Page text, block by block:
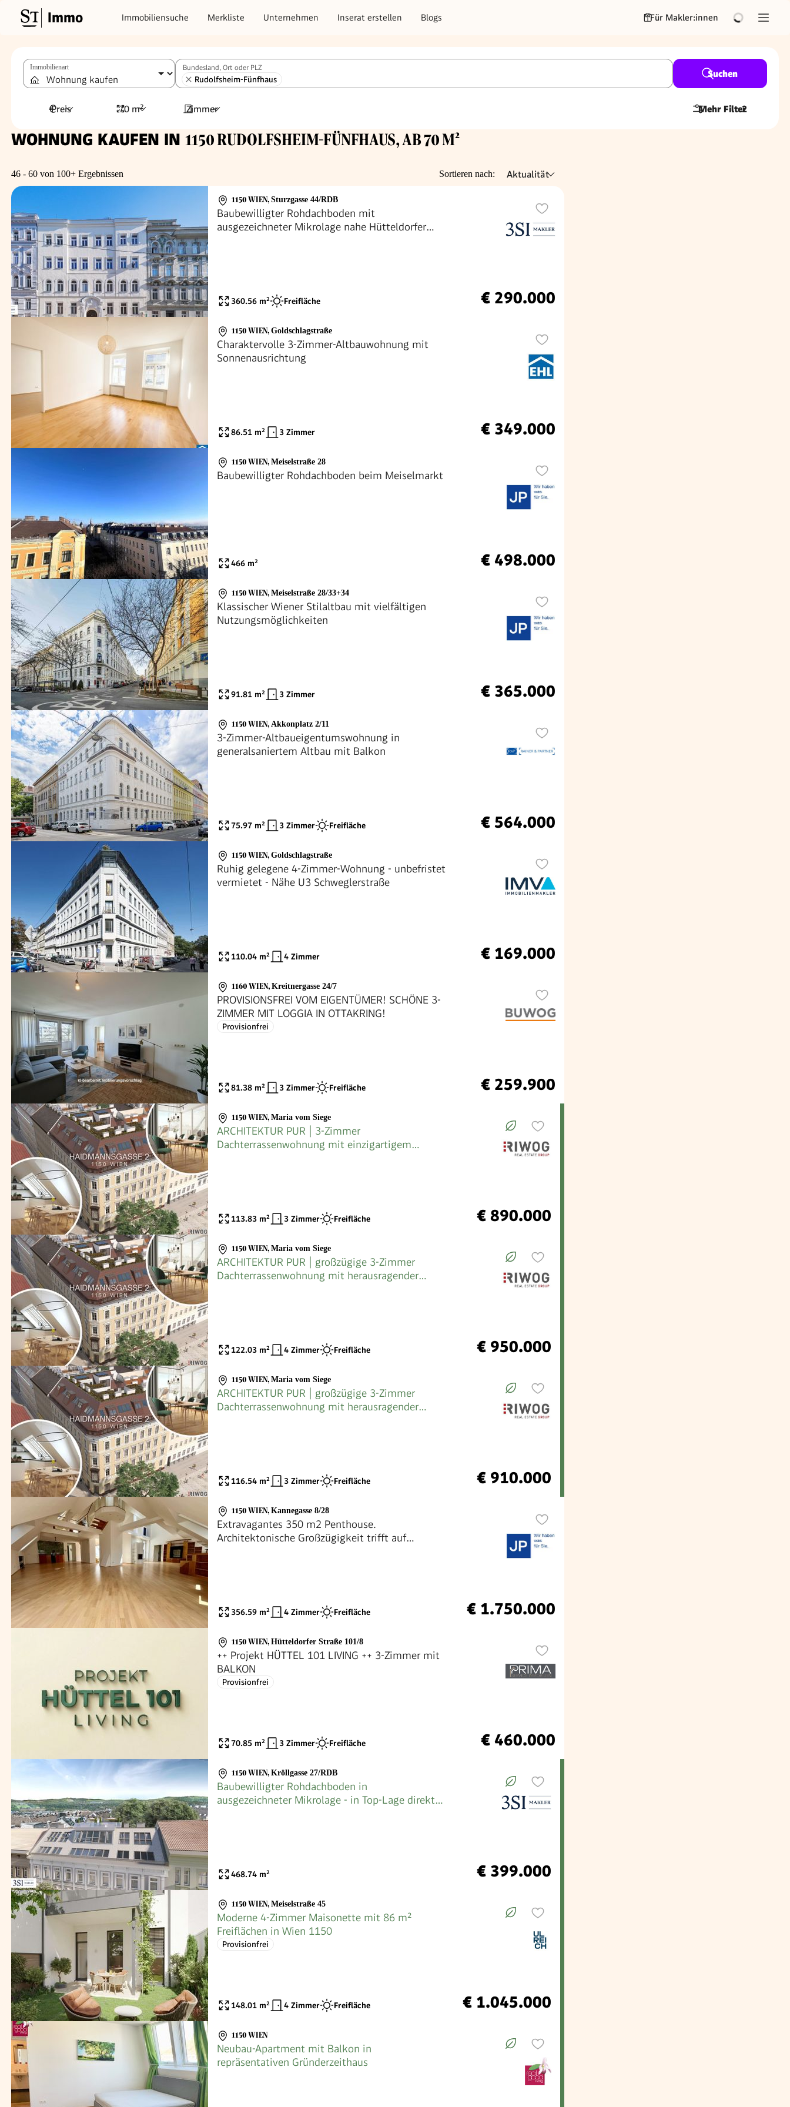
Immo Immobiliensuche Merkliste Unternehmen Inserat erstellen Blogs Für Makler:innen
Immobilienart Bundesland, Ort oder PLZ
Rudolfsheim-Fünfhaus
Suchen
Preis 70 m² Zimmer Mehr Filter
2
WOHNUNG KAUFEN IN 1150 RUDOLFSHEIM-FÜNFHAUS, AB 70 M²
46 - 60 von 100+ Ergebnissen Sortieren nach: Aktualität
1150 WIEN, Sturzgasse 44/RDB
Baubewilligter Rohdachboden mit
ausgezeichneter Mikrolage nahe Hütteldorfer
360.56 m² Freifläche € 290.000
1150 WIEN, Goldschlagstraße
Charaktervolle 3-Zimmer-Altbauwohnung mit
Sonnenausrichtung
86.51 m² 3 Zimmer € 349.000
1150 WIEN, Meiselstraße 28
Baubewilligter Rohdachboden beim Meiselmarkt
466 m² € 498.000
1150 WIEN, Meiselstraße 28/33+34
Klassischer Wiener Stilaltbau mit vielfältigen
Nutzungsmöglichkeiten
91.81 m² 3 Zimmer € 365.000
1150 WIEN, Akkonplatz 2/11
3-Zimmer-Altbaueigentumswohnung in
generalsaniertem Altbau mit Balkon
75.97 m² 3 Zimmer Freifläche € 564.000
1150 WIEN, Goldschlagstraße
Ruhig gelegene 4-Zimmer-Wohnung - unbefristet
vermietet - Nähe U3 Schweglerstraße
110.04 m² 4 Zimmer € 169.000
1160 WIEN, Kreitnergasse 24/7
PROVISIONSFREI VOM EIGENTÜMER! SCHÖNE 3-
ZIMMER MIT LOGGIA IN OTTAKRING!
Provisionfrei
81.38 m² 3 Zimmer Freifläche € 259.900
1150 WIEN, Maria vom Siege
ARCHITEKTUR PUR | 3-Zimmer
Dachterrassenwohnung mit einzigartigem
113.83 m² 3 Zimmer Freifläche € 890.000
1150 WIEN, Maria vom Siege
ARCHITEKTUR PUR | großzügige 3-Zimmer
Dachterrassenwohnung mit herausragender
122.03 m² 4 Zimmer Freifläche € 950.000
1150 WIEN, Maria vom Siege
ARCHITEKTUR PUR | großzügige 3-Zimmer
Dachterrassenwohnung mit herausragender
116.54 m² 3 Zimmer Freifläche € 910.000
1150 WIEN, Kannegasse 8/28
Extravagantes 350 m2 Penthouse.
Architektonische Großzügigkeit trifft auf
356.59 m² 4 Zimmer Freifläche € 1.750.000
1150 WIEN, Hütteldorfer Straße 101/8
++ Projekt HÜTTEL 101 LIVING ++ 3-Zimmer mit
BALKON
Provisionfrei
70.85 m² 3 Zimmer Freifläche € 460.000
1150 WIEN, Kröllgasse 27/RDB
Baubewilligter Rohdachboden in
ausgezeichneter Mikrolage - in Top-Lage direkt
468.74 m² € 399.000
1150 WIEN, Meiselstraße 45
Moderne 4-Zimmer Maisonette mit 86 m²
Freiflächen in Wien 1150
Provisionfrei
148.01 m² 4 Zimmer Freifläche € 1.045.000
1150 WIEN
Neubau-Apartment mit Balkon in
repräsentativen Gründerzeithaus